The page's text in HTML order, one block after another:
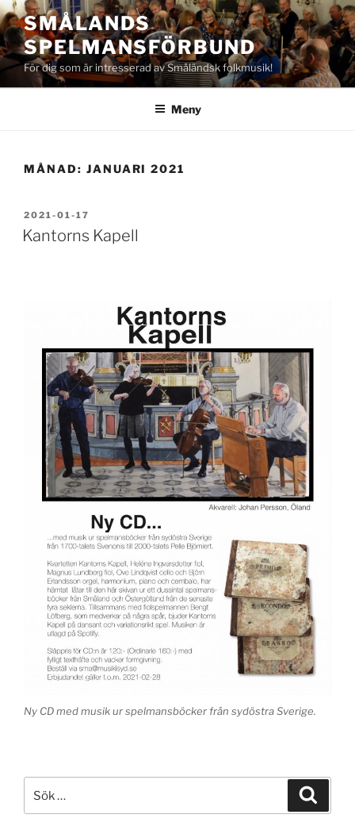
Hoppa
till
innehåll
SMÅLANDS
SPELMANSFÖRBUND
För dig som är intresserad av Småländsk folkmusik!
Meny
MÅNAD: JANUARI 2021
PUBLICERAT
2021-01-17
Kantorns Kapell
Ny CD med musik ur spelmansböcker från sydöstra Sverige.
efter: